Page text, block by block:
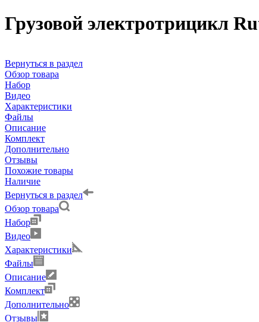
Грузовой электротрицикл
Вернуться в раздел
Обзор товара
Набор
Видео
Характеристики
Файлы
Описание
Комплект
Дополнительно
Отзывы
Похожие товары
Наличие
Вернуться в раздел
Обзор товара
Набор
Видео
Характеристики
Файлы
Описание
Комплект
Дополнительно
Отзывы